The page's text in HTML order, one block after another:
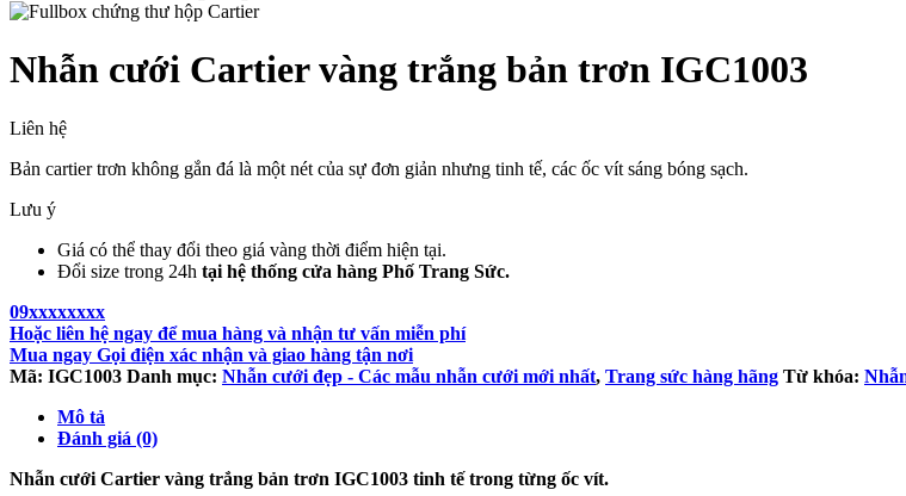
Nhẫn cưới Cartier vàng trắng bản trơn IGC1003
Liên hệ
Bản cartier trơn không gắn đá là một nét của sự đơn giản nhưng tinh tế, các ốc vít sáng bóng sạch.
Lưu ý
Giá có thể thay đổi theo giá vàng thời điểm hiện tại.
Đổi size trong 24h tại hệ thống cửa hàng Phố Trang Sức.
09xxxxxxxx
Hoặc liên hệ ngay để mua hàng và nhận tư vấn miễn phí
Mua ngay Gọi điện xác nhận và giao hàng tận nơi
Mã: IGC1003 Danh mục: Nhẫn cưới đẹp - Các mẫu nhẫn cưới mới nhất, Trang sức hàng hãng Từ khóa:
Mô tả
Đánh giá (0)
Nhẫn cưới Cartier vàng trắng bản trơn IGC1003 tinh tế trong từng ốc vít.